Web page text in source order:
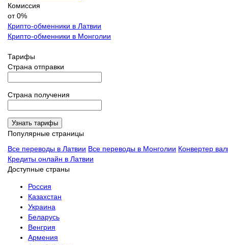
Комиссия
от 0%
Крипто-обменники в Латвии
Крипто-обменники в Монголии
Тарифы
Страна отправки
Страна получения
Узнать тарифы
Популярные страницы
Все переводы в Латвии Все переводы в Монголии Конвертер
Кредиты онлайн в Латвии
Доступные страны
Россия
Казахстан
Украина
Беларусь
Венгрия
Армения